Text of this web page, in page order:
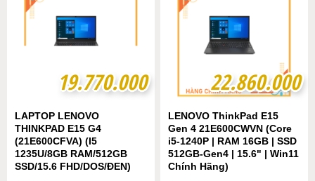
19.770.000
19.770.000
LAPTOP LENOVO
THINKPAD E15 G4
(21E600CFVA) (I5
1235U/8GB RAM/512GB
SSD/15.6 FHD/DOS/ĐEN)
22.860.000
22.860.000
LENOVO ThinkPad E15
Gen 4 21E600CWVN (Core
i5-1240P | RAM 16GB | SSD
512GB-Gen4 | 15.6" | Win11
Chính Hãng)